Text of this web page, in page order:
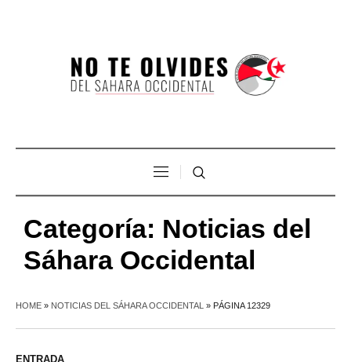
Categoría: Noticias del
Sáhara Occidental
HOME » NOTICIAS DEL SÁHARA OCCIDENTAL » PÁGINA 12329
ENTRADA